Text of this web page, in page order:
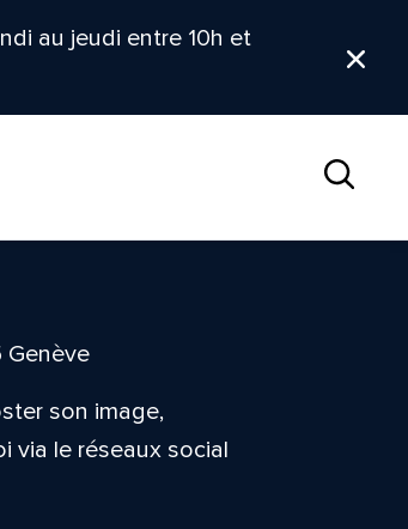
au jeudi entre 10h et
Genève
son image,
via le réseaux social